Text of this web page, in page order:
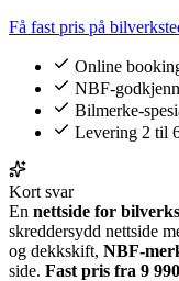
Få fast pris på
Online
NBF-
Bilmerke-
Levering 2 til
Kort svar
En nettside for
skreddersydd nettside
og dekkskift, NBF-
side. Fast pris fra 9